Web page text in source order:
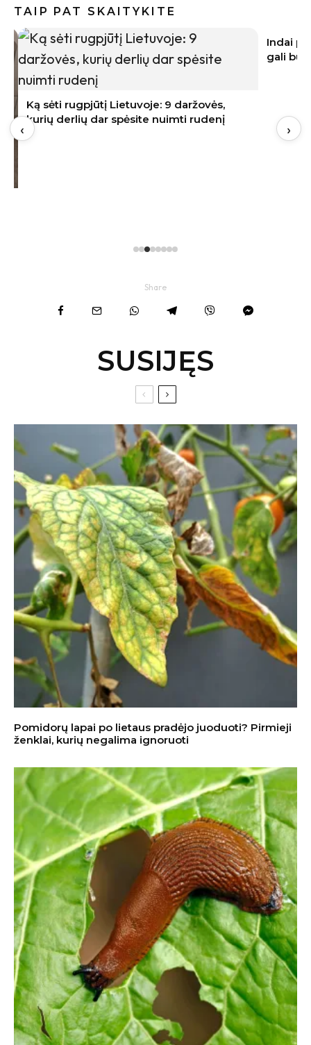
TAIP PAT SKAITYKITE
Ką sėti rugpjūtį Lietuvoje: 9 daržovės,
kurių derlių dar spėsite nuimti rudenį
‹ ›
Share
SUSIJĘS
Pomidorų lapai po lietaus pradėjo juoduoti? Pirmieji
ženklai, kurių negalima ignoruoti